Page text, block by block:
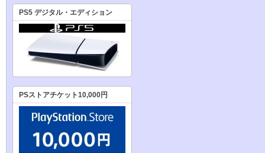
PS5 デジタル・エディション
PSストアチケット10,000円